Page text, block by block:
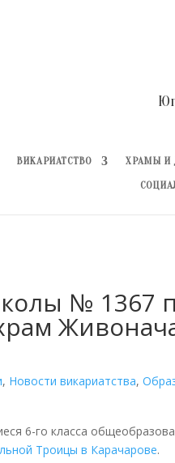
ВИКАРИАТСТВО ХРАМЫ И
№ 1367
, Новости викариатства,
6-го класса
Троицы в Карачарове.